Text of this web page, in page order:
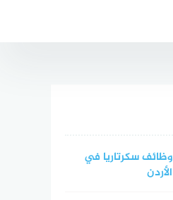
وظائف سكرتاريا في
الأردن